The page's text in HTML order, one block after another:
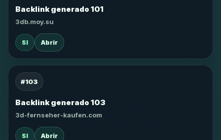
Backlink generado 101
3db.moy.su
SI Abrir
#103
Backlink generado 103
3d-fernseher-kaufen.com
SI Abrir